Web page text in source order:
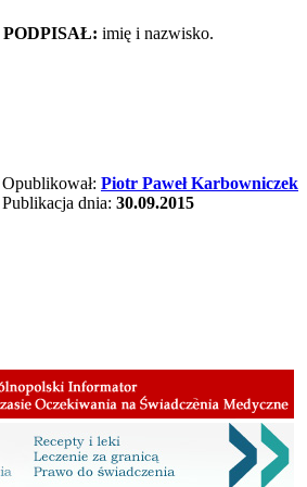
PODPISAŁ: imię i nazwisko.
Opublikował: Piotr Paweł Karbowniczek
Publikacja dnia: 30.09.2015